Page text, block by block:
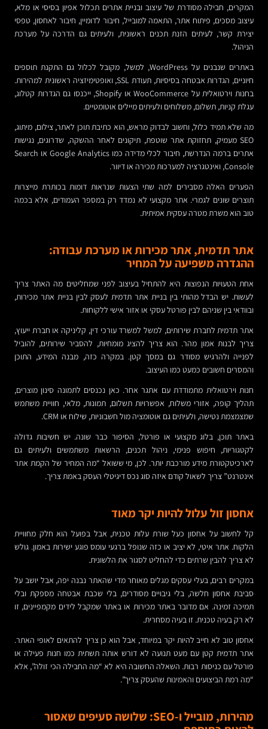
המקרים, חבילה מסודרת של עיצוב ובניית אתרים תכלול אפיון בסיסי או מלא,
עיצוב מסכים, פיתוח אתר, התאמה למובייל, חיבור לדומיין, חיבור לאחסון, טפסי
יצירת קשר, לעיתים הזנת תכנים ראשונית, ולעיתים גם הדרכה על מערכת
הניהול.
באתרים שנבנים על WordPress, למשל, מקובל לכלול גם התקנת תוספים
חיוניים, הגדרות אבטחה בסיסיות, תעודת SSL, ואופטימיזציה ראשונית למהירות.
בחנות וירטואלית על WooCommerce או Shopify, ייכנסו גם הגדרות קטלוג,
עגלת קניות, תשלום, משלוחים ולעיתים מיילים אוטומטיים.
מה שלא תמיד כלול, וחשוב לבדוק מראש, הוא כתיבת תוכן לאתר, צילום, מיתוג,
SEO מעמיק, תחזוקת אתר שוטפת, תיקונים לאחר ההשקה, שדרוגים, נגישות
אתרים ברמה הנדרשת, חיבור לכלי מדידה כמו Google Analytics או Search
Console, ואינטגרציה למערכות מכירה או דיוור.
הפערים האלה מסבירים למה שתי הצעות שנראות דומות בכותרת מייצרות
תוצרים שונים לגמרי. אתר מקצועי לא נמדד רק במספר העמודים, אלא בכמה
טוב הוא משרת מטרה עסקית אמיתית.
אתר תדמית, אתר מכירות או מערכת עבודה:
ההגדרה משפיעה על המחיר
אחת הטעויות הנפוצות היא להתחיל בעיצוב לפני שמחליטים מה האתר צריך
לעשות. יש הבדל מהותי בין בניית אתר תדמית לעסק לבין בניית אתר מכירות,
ובוודאי בין שניהם לבין פורטל עסקי או אזור אישי ללקוחות.
אתר תדמית לחברת שירותים, למשל למשרד עורכי דין, קליניקה או חברת ייעוץ,
צריך לבנות אמון מהר. הוא צריך להציג מומחיות, להסביר שירותים, להוביל
לפנייה ולהרגיש מסודר גם במסך קטן. במקרה כזה, מבנה המידע, התוכן
והמסרים חשובים כמעט כמו העיצוב.
חנות וירטואלית מתמודדת עם אתגר אחר. כאן נכנסים לתמונה סינון מוצרים,
תהליך קופה, אזורי משלוח, אפשרויות תשלום, תמונות, מלאי, חוויית משתמש
שמצמצמת נטישה, ולעיתים גם אוטומציה מול חשבוניות, שילוח או CRM.
באתר תוכן, בלוג מקצועי או פורטל, הסיפור כבר שונה. יש חשיבות גדולה
לקטגוריות, חיפוש פנימי, ניהול תכנים, הרשאות משתמשים ולעיתים גם
לארכיטקטורת מידע מורכבת יותר. לכן, מי ששואל “מה המחיר של הקמת אתר
אינטרנט” צריך לשאול קודם איזה סוג נכס דיגיטלי העסק באמת צריך.
אחסון זול עלול להיות יקר מאוד
קל לחשוב על אחסון כעל שורת עלות טכנית, אבל בפועל הוא חלק מחוויית
הלקוח. אתר איטי, לא יציב או כזה שנופל ברגעי עומס פוגע ישירות באמון. גולש
לא צריך להבין שרתים כדי להחליט לסגור את הלשונית.
במקרים רבים, בעלי עסקים מגלים מאוחר מדי שהאתר נבנה יפה, אבל יושב על
סביבת אחסון חלשה, בלי גיבויים מסודרים, בלי שכבת אבטחה מספקת ובלי
תמיכה זמינה. אם מדובר באתר מכירות או באתר שמקבל לידים מקמפיינים, זו
לא רק בעיה טכנית. זו בעיה מסחרית.
אחסון טוב לא חייב להיות יקר במיוחד, אבל הוא כן צריך להתאים לאופי האתר.
אתר תדמית קטן עם מעט תנועה לא דורש אותה תשתית כמו חנות פעילה או
פורטל עם כניסות רבות. השאלה החשובה היא לא “מה החבילה הכי זולה”, אלא
“מה רמת הביצועים והאמינות שהעסק צריך”.
מהירות, מובייל ו-SEO: שלושה סעיפים שאסור